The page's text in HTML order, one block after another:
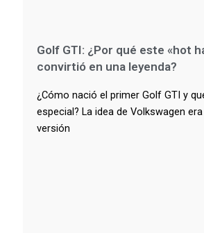
Golf GTI: ¿Por qué este «hot
convirtió en una leyenda?
¿Cómo nació el primer Golf GTI y
especial? La idea de Volkswagen
versión